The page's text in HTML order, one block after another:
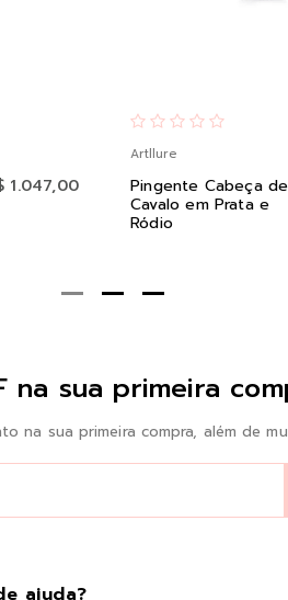
1.047,00
Artllure
Pingente Cabeça de
Cavalo em Prata e
Ródio
na sua primeira
na sua primeira compra, além de
ajuda?